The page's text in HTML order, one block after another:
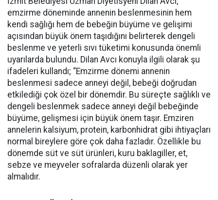
emzirme döneminde annenin beslenmesinin hem
kendi sağlığı hem de bebeğin büyüme ve gelişimi
açısından büyük önem taşıdığını belirterek dengeli
beslenme ve yeterli sıvı tüketimi konusunda önemli
uyarılarda bulundu. Dilan Avcı konuyla ilgili olarak şu
ifadeleri kullandı; “Emzirme dönemi annenin
beslenmesi sadece anneyi değil, bebeği doğrudan
etkilediği çok özel bir dönemdir. Bu süreçte sağlıklı ve
dengeli beslenmek sadece anneyi değil bebeğinde
büyüme, gelişmesi için büyük önem taşır. Emziren
annelerin kalsiyum, protein, karbonhidrat gibi ihtiyaçları
normal bireylere göre çok daha fazladır. Özellikle bu
dönemde süt ve süt ürünleri, kuru baklagiller, et,
sebze ve meyveler sofralarda düzenli olarak yer
almalıdır.